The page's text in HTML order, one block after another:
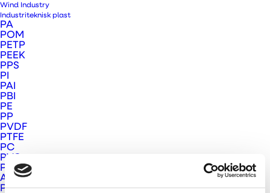
Wind Industry
Industriteknisk plast
PA
POM
PETP
PEEK
PPS
PI
PAI
PBI
PE
PP
PVDF
PTFE
PC
PVC
PMMA
APET og PETG
PSU, PPSU og PEI